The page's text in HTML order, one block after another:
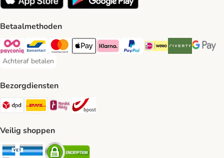
Betaalmethoden
Payconiq Payment Method
Bancontact Payment Method
Mastercard Payment Method
Apple Pay Payment Method
Klarna Payment Method
PayPal Payment Method
iDeal Payment Method
Riverty Payment
Google
Achteraf betalen
Achteraf betalen Payment Method
Bezorgdiensten
Dpd Shipping Method
DHL Shipping Method
Mondial Relay Shipping Method
Veilig shoppen
Security Security